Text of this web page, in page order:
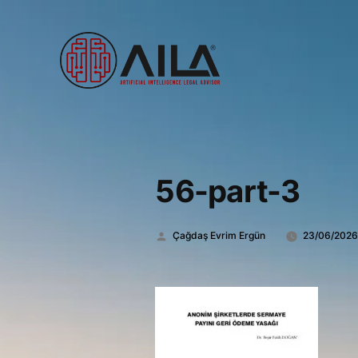
56-part-3
Gönderen:
Çağdaş Evrim Ergün 23/06/2026